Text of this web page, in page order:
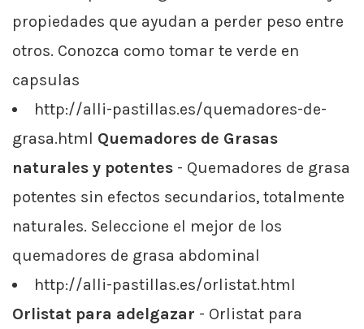
propiedades que ayudan a perder peso entre
otros. Conozca como tomar te verde en
capsulas
http://alli-pastillas.es/quemadores-de-
grasa.html Quemadores de Grasas
naturales y potentes - Quemadores de grasa
potentes sin efectos secundarios, totalmente
naturales. Seleccione el mejor de los
quemadores de grasa abdominal
http://alli-pastillas.es/orlistat.html
Orlistat para adelgazar - Orlistat para